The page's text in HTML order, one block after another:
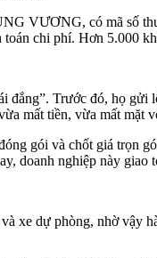
có mã số
chi phí. Hơn 5.000
Trước đó, họ
mất tiền, vừa mất mặt
gói và chốt giá trọn
doanh nghiệp này
xe dự phòng, nhờ vậy